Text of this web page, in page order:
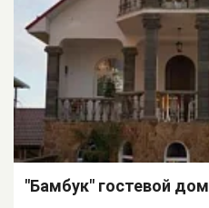
"Бамбук" гостевой дом